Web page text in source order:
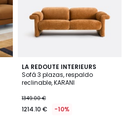
LA REDOUTE INTERIEURS
Sofá 3 plazas, respaldo
reclinable, KARANI
1349.00 €
1214.10 € -10%